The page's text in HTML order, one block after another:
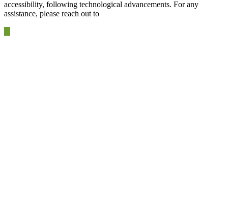
accessibility, following technological advancements. For any
assistance, please reach out to